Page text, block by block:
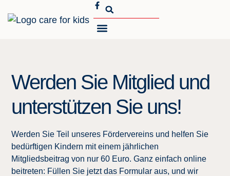
Werden Sie Mitglied und
unterstützen Sie uns!
Werden Sie Teil unseres Fördervereins und helfen Sie
bedürftigen Kindern mit einem jährlichen
Mitgliedsbeitrag von nur 60 Euro. Ganz einfach online
beitreten: Füllen Sie jetzt das Formular aus, und wir